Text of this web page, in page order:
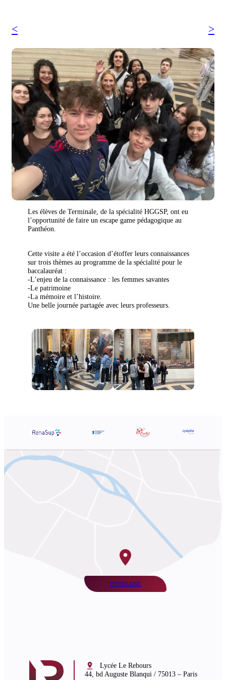
Les élèves de Terminale, de la spécialité HGGSP, ont eu
l’opportunité de faire un escape game pédagogique au
Panthéon.
Cette visite a été l’occasion d’étoffer leurs connaissances
sur trois thèmes au programme de la spécialité pour le
baccalauréat :
-L’enjeu de la connaissance : les femmes savantes
-Le patrimoine
-La mémoire et l’histoire.
Une belle journée partagée avec leurs professeurs.
Lycée Le Rebours
44, bd Auguste Blanqui / 75013 – Paris
ITINÉRAIRE